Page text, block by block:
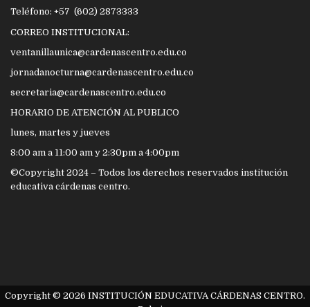
Teléfono: +57 (602) 2873333
CORREO INSTITUCIONAL:
ventanillaunica@cardenascentro.edu.co
jornadanocturna@cardenascentro.edu.co
secretaria@cardenascentro.edu.co
HORARIO DE ATENCIÓN AL PUBLICO
lunes, martes y jueves
8:00 am a 11:00 am y 2:30pm a 4:00pm
©Copyright 2024 – Todos los derechos reservados institución
educativa cárdenas centro.
Copyright © 2026 INSTITUCIÓN EDUCATIVA CÁRDENAS CENTRO.